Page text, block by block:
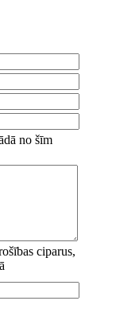
no šīm
ciparus,